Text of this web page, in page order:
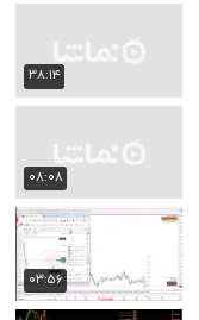
۳۸:۱۴
۰۸:۰۸
۰۳:۵۶